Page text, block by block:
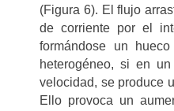
(Figura 6). El flujo
de corriente por el
formándose un
heterogéneo, si en
velocidad, se produce
Ello provoca un